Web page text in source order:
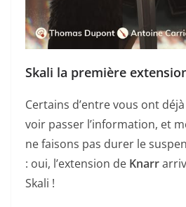
Skali la première
Certains d’entre vous ont
voir passer l’information, et
ne faisons pas durer le
: oui, l’extension de Knarr
Skali !